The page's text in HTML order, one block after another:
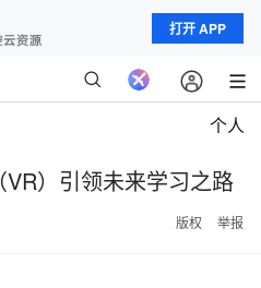
打开 APP
个人
）引领未来学习之路
版权 举报